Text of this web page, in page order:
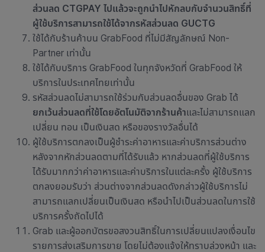
ส่วนลด CTGPAY ไปแล้วจะถูกนำไปหักลบกับจำนวนสิทธิ์ที่
ผู้ใช้บริการสามารถใช้ได้จากรหัสส่วนลด GUCTG
ใช้ได้กับร้านค้าบน GrabFood ที่ไม่มีสัญลักษณ์ Non-
Partner เท่านั้น
ใช้ได้กับบริการ GrabFood ในทุกจังหวัดที่ GrabFood ให้
บริการในประเทศไทยเท่านั้น
รหัสส่วนลดไม่สามารถใช้ร่วมกับส่วนลดอื่นของ Grab ได้
ยกเว้นส่วนลดที่ใช้โดยอัตโนมัติจากร้านค้าและไม่สามารถแลก
เปลี่ยน ทอน เป็นเงินสด หรือของรางวัลอื่นได้
ผู้ใช้บริการตกลงเป็นผู้ชำระค่าอาหารและค่าบริการส่วนต่าง
หลังจากหักส่วนลดตามที่ได้รับแล้ว หากส่วนลดที่ผู้ใช้บริการ
ได้รับมากกว่าค่าอาหารและค่าบริการในแต่ละครั้ง ผู้ใช้บริการ
ตกลงยอมรับว่า ส่วนต่างจากส่วนลดดังกล่าวผู้ใช้บริการไม่
สามารถแลกเปลี่ยนเป็นเงินสด หรือนำไปเป็นส่วนลดในการใช้
บริการครั้งถัดไปได้
Grab และผู้ออกบัตรขอสงวนสิทธิ์ในการเปลี่ยนแปลงเงื่อนไข
รายการส่งเสริมการขาย โดยไม่ต้องแจ้งให้ทราบล่วงหน้า และ